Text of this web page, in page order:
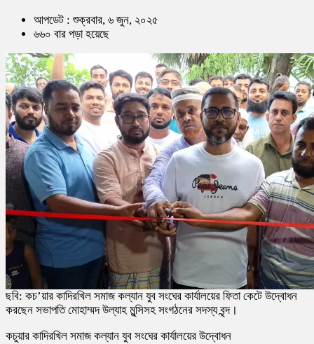
আপডেট : শুক্রবার, ৬ জুন, ২০২৫
৬৬০ বার পড়া হয়েছে
ছবি: কচ’য়ার কাদিরখিল সমাজ কল্যান যুব সংঘের কার্যালয়ের ফিতা কেটে উদ্বোধন
করছেন সভাপতি মোহাম্মদ উল্যাহ মুন্সিসহ সংগঠনের সদস্য বৃন্দ।
কচুয়ার কাদিরখিল সমাজ কল্যান যুব সংঘের কার্যালয়ের উদ্বোধন